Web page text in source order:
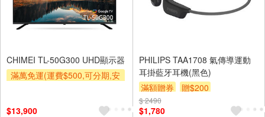
CHIMEI TL-50G300 UHD顯示器
滿萬免運(運費$500,可分期,安
$13,900
PHILIPS TAA1708 氣傳導運動
耳掛藍牙耳機(黑色)
滿額贈券
贈$200
$ 2490
$1,780